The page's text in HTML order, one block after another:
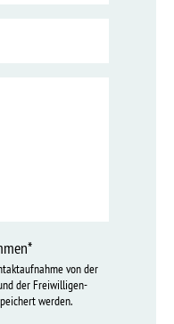
von der
der Freiwilligen-
werden.